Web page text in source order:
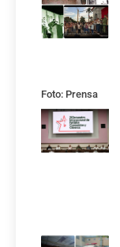
Foto: Prensa
Latina